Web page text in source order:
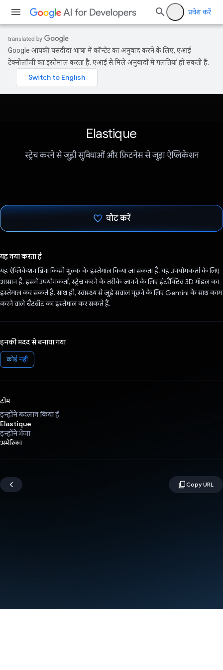
प्रवेश करें
Google आपकी पसंदीदा भाषा में कॉन्टेंट का अनुवाद करने के लिए, एआई
टेक्नोलॉजी का इस्तेमाल करता है. एआई से मिले अनुवादों में गलतियां हो सकती हैं.
Elastique
स्ट्रेच करने से जुड़ी सुविधाओं और फ़िटनेस से जुड़ा ऐप्लिकेशन
वोट करें
यह क्या करता है
यह ऐप्लिकेशन बिना किसी शुल्क के इस्तेमाल किया जा सकता है. यह उपयोगकर्ता के लिए
आसान है. इसमें उपयोगकर्ता, स्ट्रेच करने के तरीके जानने के लिए इंटरैक्टिव 3D मॉडल का
इस्तेमाल कर सकते हैं. साथ ही, स्वास्थ्य से जुड़े सवाल पूछने के लिए Gemini के साथ काम
करने वाले चैटबॉट का इस्तेमाल कर सकते हैं.
इनकी मदद से बनाया गया
कोई नहीं
टीम
इन्होंने बदलाव किया है
Elastique
इन्होंने भेजा
अमेरिका